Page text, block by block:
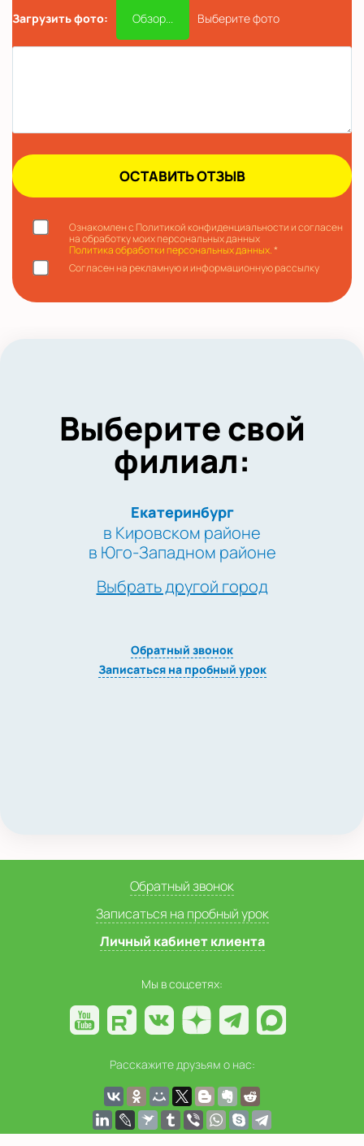
Загрузить фото: Обзор... Выберите фото
Ознакомлен с Политикой конфиденциальности и согласен
на обработку моих персональных данных
Политика обработки персональных данных.*
Согласен на рекламную и информационную рассылку
Выберите свой
филиал:
Екатеринбург
в Кировском районе
в Юго-Западном районе
Выбрать другой город
Обратный звонок
Записаться на пробный урок
Обратный звонок
Записаться на пробный урок
Личный кабинет клиента
Мы в соцсетях:
Расскажите друзьям о нас: